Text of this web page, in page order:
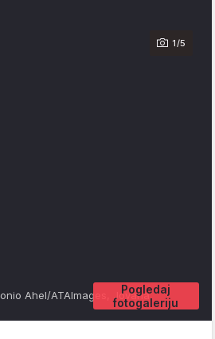
1/5
Pogledaj
fotogaleriju
Ahel/ATAImages, Jovana